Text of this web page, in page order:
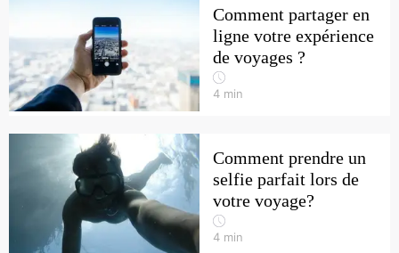
Comment partager en
ligne votre expérience
de voyages ?
4 min
Comment prendre un
selfie parfait lors de
votre voyage?
4 min